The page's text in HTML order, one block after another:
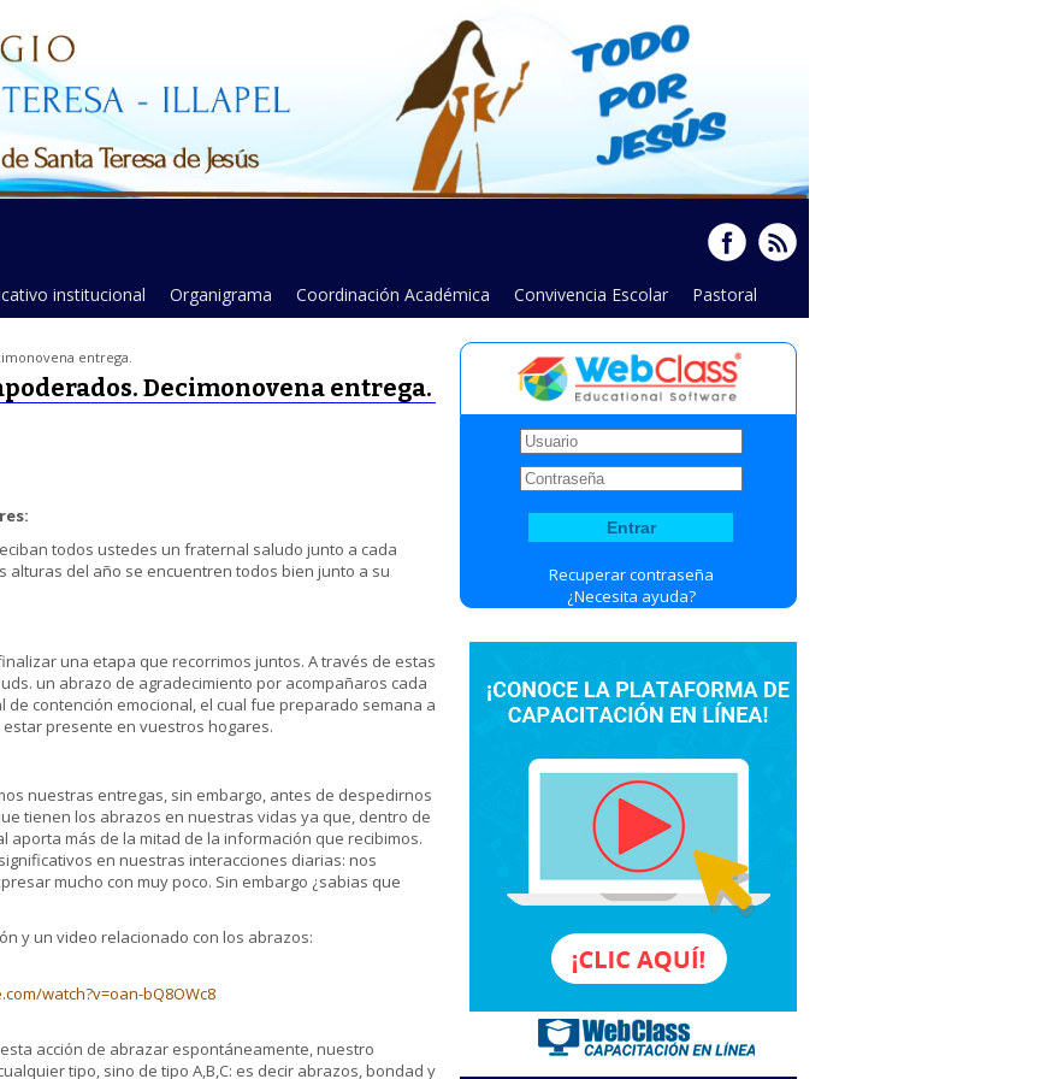
institucional Organigrama Coordinación Académica Convivencia Escolar Pastoral
entrega.
Decimonovena entrega.
todos ustedes un fraternal saludo junto a cada
del año se encuentren todos bien junto a su
una etapa que recorrimos juntos. A través de estas
un abrazo de agradecimiento por acompañaros cada
contención emocional, el cual fue preparado semana a
presente en vuestros hogares.
nuestras entregas, sin embargo, antes de despedirnos
tienen los abrazos en nuestras vidas ya que, dentro de
aporta más de la mitad de la información que recibimos.
en nuestras interacciones diarias: nos
mucho con muy poco. Sin embargo ¿sabias que
y un video relacionado con los abrazos:
watch?v=oan-bQ8OWc8
acción de abrazar espontáneamente, nuestro
tipo, sino de tipo A,B,C: es decir abrazos, bondad y
Recuperar contraseña
¿Necesita ayuda?